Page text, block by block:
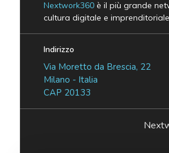
Nextwork360è il più grande
cultura digitale e
Indirizzo
Via Moretto da Brescia, 22
Milano - Italia
CAP 20133